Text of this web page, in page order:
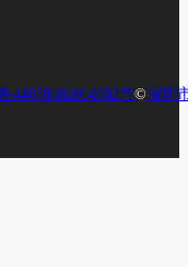
44030602004602号©深圳